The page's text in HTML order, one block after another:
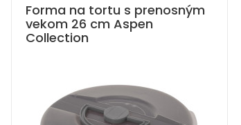
Forma na tortu s prenosným
vekom 26 cm Aspen
Collection